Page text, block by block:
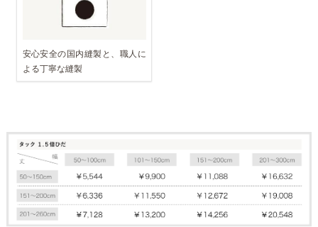
安心安全の国内縫製と、職人に
よる丁寧な縫製